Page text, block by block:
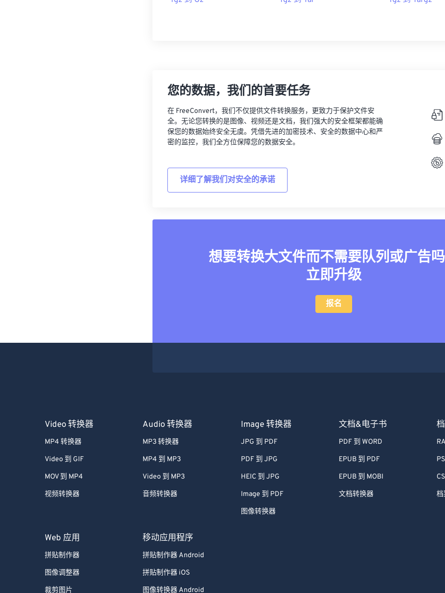
您的数据，我们的首要任务
在 FreeConvert，我们不仅提供文件转换服务，更致力于保护文件安
全。无论您转换的是图像、视频还是文档，我们强大的安全框架都能确
保您的数据始终安全无虞。凭借先进的加密技术、安全的数据中心和严
密的监控，我们全方位保障您的数据安全。
详细了解我们对安全的承诺
想要转换大文件而不需要队列或广告吗
立即升级
报名
Video 转换器
MP4 转换器
Video 到 GIF
MOV 到 MP4
视频转换器
Audio 转换器
MP3 转换器
MP4 到 MP3
Video 到 MP3
音频转换器
Image 转换器
JPG 到 PDF
PDF 到 JPG
HEIC 到 JPG
Image 到 PDF
图像转换器
文档&电子书
PDF 到 WORD
EPUB 到 PDF
EPUB 到 MOBI
文档转换器 档
Web 应用
拼贴制作器
图像调整器
裁剪图片
移动应用程序
拼贴制作器 Android
拼贴制作器 iOS
图像转换器 Android